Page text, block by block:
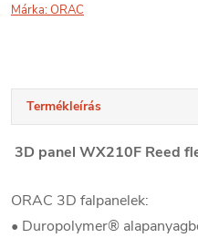
Márka:ORAC
Termékleírás
3D panel WX210F Reed
ORAC 3D falpanelek:
• Duropolymer®